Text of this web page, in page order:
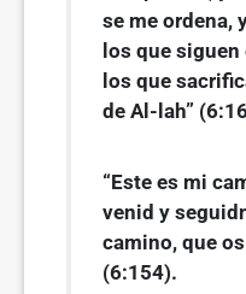
se me ordena,
los que
los que
de Al-lah”
“Este es mi
venid y
camino, que
(6:154).